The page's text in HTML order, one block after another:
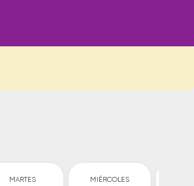
MARTES MIÉRCOLES